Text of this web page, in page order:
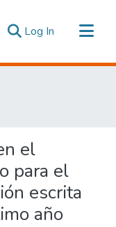
Log In (current)
el
para el
escrita
año